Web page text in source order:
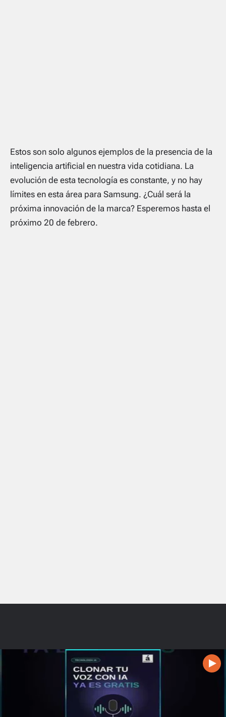
Estos son solo algunos ejemplos de la presencia de la
inteligencia artificial en nuestra vida cotidiana. La
evolución de esta tecnología es constante, y no hay
límites en esta área para Samsung. ¿Cuál será la
próxima innovación de la marca? Esperemos hasta el
próximo 20 de febrero.